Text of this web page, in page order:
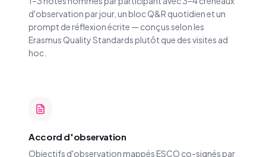
d'observation par jour, un bloc Q&R quotidien et un
prompt de réflexion écrite — conçus selon les
Erasmus Quality Standards plutôt que des visites ad
hoc.
Accord d'observation
Objectifs d'observation mappés ESCO co-signés par